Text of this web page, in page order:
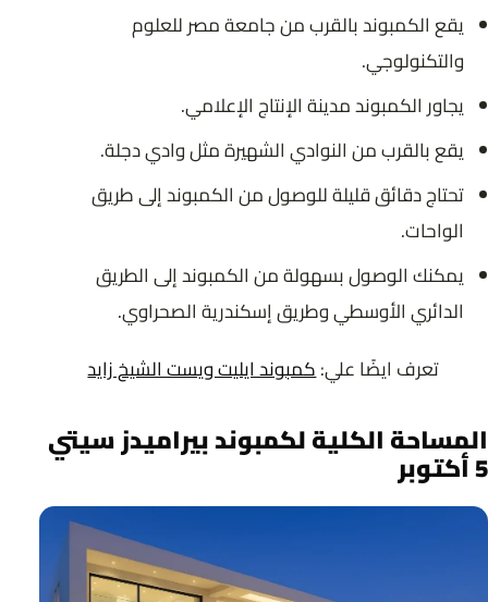
يقع الكمبوند بالقرب من جامعة مصر للعلوم
والتكنولوجي.
يجاور الكمبوند مدينة الإنتاج الإعلامي.
يقع بالقرب من النوادي الشهيرة مثل وادي دجلة.
تحتاج دقائق قليلة للوصول من الكمبوند إلى طريق
الواحات.
يمكنك الوصول بسهولة من الكمبوند إلى الطريق
الدائري الأوسطي وطريق إسكندرية الصحراوي.
تعرف ايضًا علي:كمبوند ايليت ويست الشيخ زايد
المساحة الكلية لكمبوند بيراميدز سيتي
5 أكتوبر